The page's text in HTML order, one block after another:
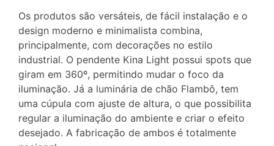
Os produtos são versáteis, de fácil instalação e o
design moderno e minimalista combina,
principalmente, com decorações no estilo
industrial. O pendente Kina Light possui spots que
giram em 360º, permitindo mudar o foco da
iluminação. Já a luminária de chão Flambô, tem
uma cúpula com ajuste de altura, o que possibilita
regular a iluminação do ambiente e criar o efeito
desejado. A fabricação de ambos é totalmente